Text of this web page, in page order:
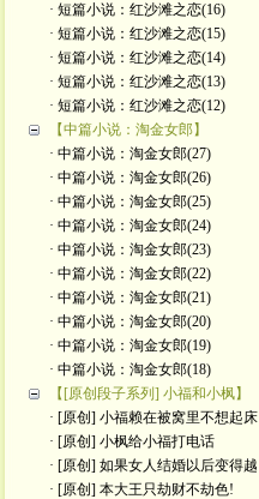
· 短篇小说：红沙滩之恋(16)
· 短篇小说：红沙滩之恋(15)
· 短篇小说：红沙滩之恋(14)
· 短篇小说：红沙滩之恋(13)
· 短篇小说：红沙滩之恋(12)
【中篇小说：淘金女郎】
· 中篇小说：淘金女郎(27)
· 中篇小说：淘金女郎(26)
· 中篇小说：淘金女郎(25)
· 中篇小说：淘金女郎(24)
· 中篇小说：淘金女郎(23)
· 中篇小说：淘金女郎(22)
· 中篇小说：淘金女郎(21)
· 中篇小说：淘金女郎(20)
· 中篇小说：淘金女郎(19)
· 中篇小说：淘金女郎(18)
【[原创段子系列] 小福和小枫】
· [原创] 小福赖在被窝里不想起床
· [原创] 小枫给小福打电话
· [原创] 如果女人结婚以后变得越
· [原创] 本大王只劫财不劫色!